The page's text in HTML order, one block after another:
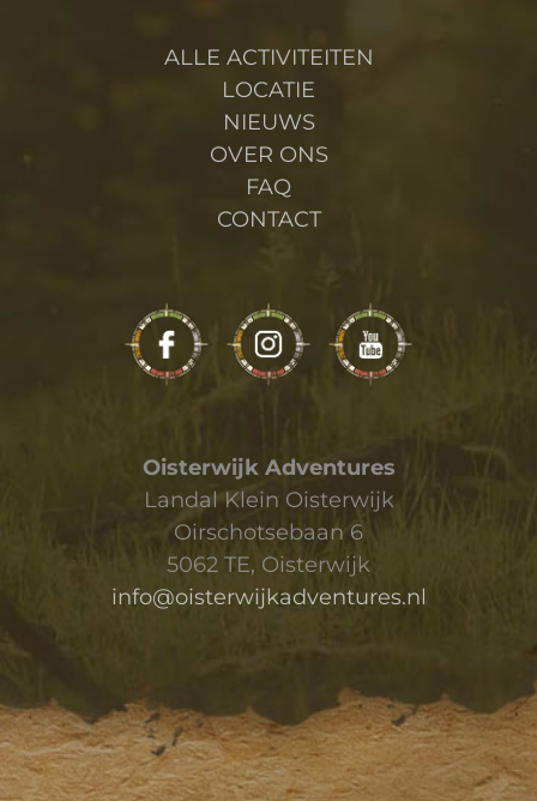
ALLE ACTIVITEITEN
LOCATIE
NIEUWS
OVER ONS
FAQ
CONTACT
Oisterwijk Adventures
Landal Klein Oisterwijk
Oirschotsebaan 6
5062 TE, Oisterwijk
info@oisterwijkadventures.nl